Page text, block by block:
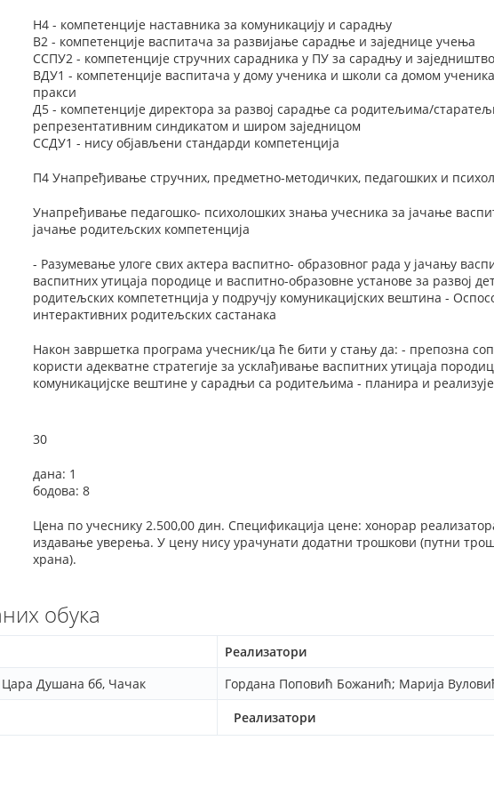
Н4 - компетенције наставника за комуникацију и сарадњу
В2 - компетенције васпитача за развијање сарадње и заједнице учења
ССПУ2 - компетенције стручних сарадника у ПУ за сарадњу и заједништво
ВДУ1 - компетенције васпитача у дому ученика и школи са домом
пракси
Д5 - компетенције директора за развој сарадње са родитељима/
репрезентативним синдикатом и широм заједницом
ССДУ1 - нису објављени стандарди компетенција
П4 Унапређивање стручних, предметно-методичких, педагошких и
Унапређивање педагошко- психолошких знања учесника за јачање
јачање родитељских компетенција
- Разумевање улоге свих актера васпитно- образовног рада у јачању
васпитних утицаја породице и васпитно-образовне установе за развој
родитељских компететнција у подручју комуникацијских вештина -
интерактивних родитељских састанака
Након завршетка програма учесник/ца ће бити у стању да: - препозна
користи адекватне стратегије за усклађивање васпитних утицаја
комуникацијске вештине у сарадњи са родитељима - планира и
30
дана: 1
бодова: 8
Цена по учеснику 2.500,00 дин. Спецификација цене: хонорар
издавање уверења. У цену нису урачунати додатни трошкови (путни
храна).
обука
Реализатори
Реализатори
Душана бб, Чачак Гордана Поповић Божанић; Марија